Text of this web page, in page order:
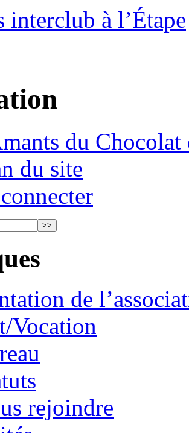
interclub à l’Étape
du
du site
de
Vocation
rejoindre